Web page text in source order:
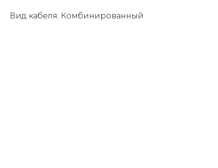
Вид кабеля: Комбинированный